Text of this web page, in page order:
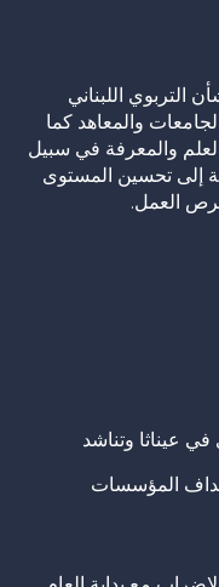
اللبناني
والمعاهد كما
والمعرفة في سبيل
إلى تحسين المستوى
العمل.
عيناثا وتناشد
المؤسسات